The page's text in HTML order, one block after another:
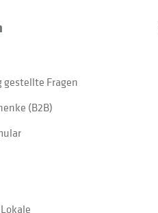
gestellte Fragen
(B2B)